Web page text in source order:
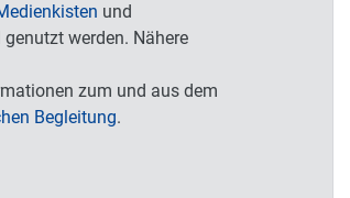
und
werden. Nähere
zum und aus dem
Begleitung.